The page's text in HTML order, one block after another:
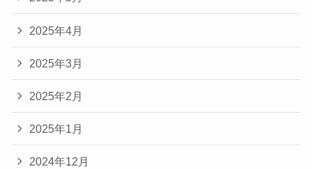
2025年4月
2025年3月
2025年2月
2025年1月
2024年12月